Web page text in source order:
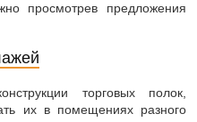
просмотрев предложения
торговых полок,
их в помещениях разного